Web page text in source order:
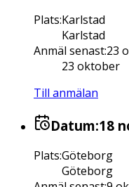
Plats:Karlstad
Karlstad
Anmäl senast:23
23 oktober
Till anmälan
Datum:18
Plats:Göteborg
Göteborg